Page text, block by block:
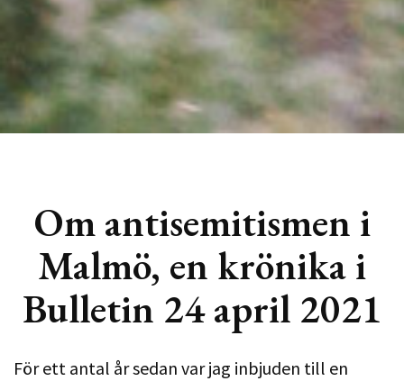
Om antisemitismen i
Malmö, en krönika i
Bulletin 24 april 2021
För ett antal år sedan var jag inbjuden till en